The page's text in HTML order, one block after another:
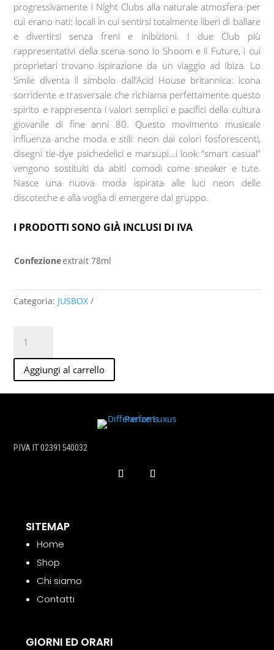
progressivamente i Night Clubs alla naturale atmosfera per
cui erano nati: locali in cui sentirsi totalmente liberi di ballare
e divertirsi senza freni e inibizioni. I due Club più
rappresentativi della scena sono lo Shoom e il Future, i cui
proprietari trovano ispirazione da un viaggio ad Ibiza. Lo
Smile diventa il simbolo dall’Acid House britannica: icona
sorridente e trasversale che richiama perfettamente questo
spirito e rappresenta i valori semplici e pacifici della cultura
giovanile di fine anni 80. Questo movimento musicale
influenza anche moda e stili: neon dai colori fosforescenti,
disegni tie-dye psichedelici e marsupi…i look “smart casual”
vengono sostituiti da abiti comodi come sneaker e tute.
Nasce una nuova moda ispirata alle luci neon delle
discoteche e alla voglia di emergere dal gruppo.
I PRODOTTI SONO GIÀ INCLUSI DI IVA
Confezioneextrait 78ml
Categoria: JUSBOX
SMILE
quantità
Aggiungi al carrello
P.IVA IT 02391540032
SITEMAP
Home
Shop
Chi siamo
Contatti
GIORNI ED ORARI